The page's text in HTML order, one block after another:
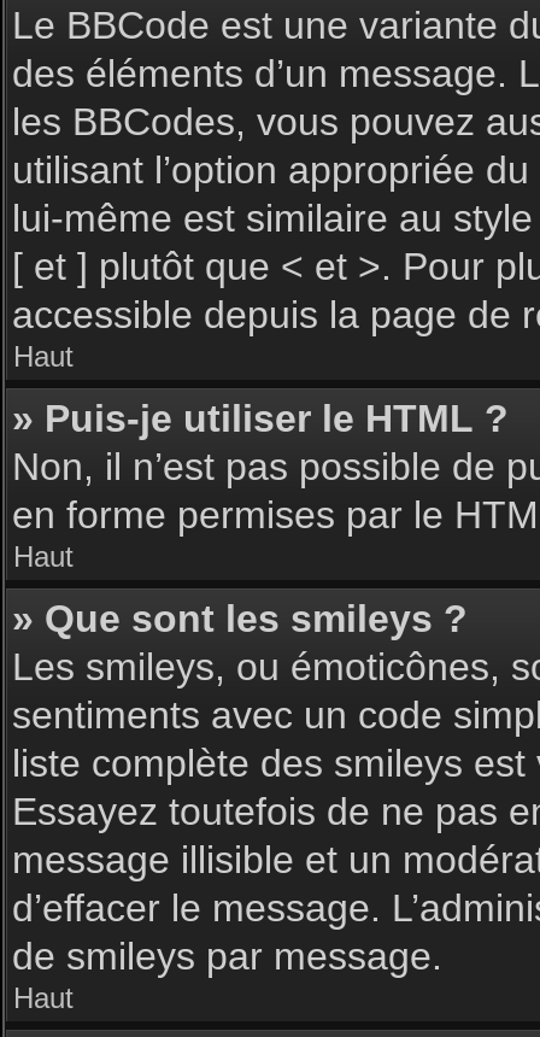
Le BBCode est une variante
des éléments d’un message.
les BBCodes, vous pouvez
utilisant l’option appropriée
lui-même est similaire au
[ et ] plutôt que < et >. Pour
accessible depuis la page de
Haut
» Puis-je utiliser le HTML ?
Non, il n’est pas possible de
en forme permises par le
Haut
» Que sont les smileys ?
Les smileys, ou émoticônes,
sentiments avec un code
liste complète des smileys
Essayez toutefois de ne pas
message illisible et un
d’effacer le message.
de smileys par message.
Haut